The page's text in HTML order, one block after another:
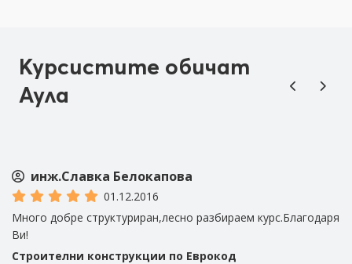
Курсистите обичат
Аула
инж.Славка Белокапова
01.12.2016
Много добре структуриран,лесно разбираем курс.Благодаря
Ви!
Строителни конструкции по Еврокод